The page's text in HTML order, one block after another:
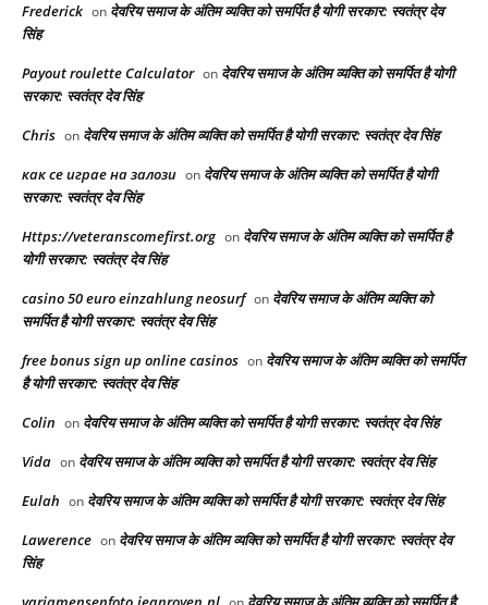
Frederick on देवरिय समाज के अंतिम व्यक्ति को समर्पित है योगी सरकार: स्वतंत्र देव
सिंह
Payout roulette Calculator on देवरिय समाज के अंतिम व्यक्ति को समर्पित है योगी
सरकार: स्वतंत्र देव सिंह
Chris on देवरिय समाज के अंतिम व्यक्ति को समर्पित है योगी सरकार: स्वतंत्र देव सिंह
как се играе на залози on देवरिय समाज के अंतिम व्यक्ति को समर्पित है योगी
सरकार: स्वतंत्र देव सिंह
Https://veteranscomefirst.org on देवरिय समाज के अंतिम व्यक्ति को समर्पित है
योगी सरकार: स्वतंत्र देव सिंह
casino 50 euro einzahlung neosurf on देवरिय समाज के अंतिम व्यक्ति को
समर्पित है योगी सरकार: स्वतंत्र देव सिंह
free bonus sign up online casinos on देवरिय समाज के अंतिम व्यक्ति को समर्पित
है योगी सरकार: स्वतंत्र देव सिंह
Colin on देवरिय समाज के अंतिम व्यक्ति को समर्पित है योगी सरकार: स्वतंत्र देव सिंह
Vida on देवरिय समाज के अंतिम व्यक्ति को समर्पित है योगी सरकार: स्वतंत्र देव सिंह
Eulah on देवरिय समाज के अंतिम व्यक्ति को समर्पित है योगी सरकार: स्वतंत्र देव सिंह
Lawerence on देवरिय समाज के अंतिम व्यक्ति को समर्पित है योगी सरकार: स्वतंत्र देव
सिंह